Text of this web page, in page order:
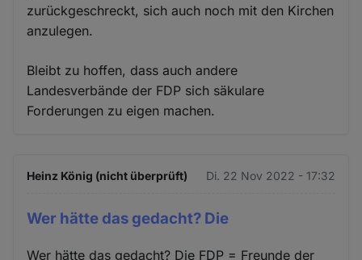
zurückgeschreckt, sich auch noch mit den Kirchen
anzulegen.
Bleibt zu hoffen, dass auch andere
Landesverbände der FDP sich säkulare
Forderungen zu eigen machen.
Heinz König (nicht überprüft) Di. 22 Nov 2022 - 17:32
Wer hätte das gedacht? Die
Wer hätte das gedacht? Die FDP = Freunde der